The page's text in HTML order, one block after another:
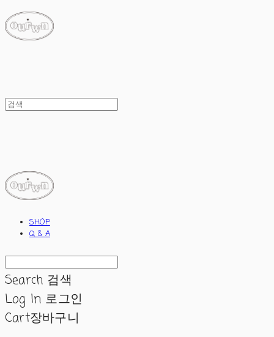
SHOP
Q & A
Search 검색
Log In 로그인
Cart장바구니